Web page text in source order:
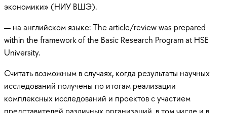
экономики» (НИУ ВШЭ).
— на английском языке: The article/review was prepared
within the framework of the Basic Research Program at HSE
University.
Считать возможным в случаях, когда результаты научных
исследований получены по итогам реализации
комплексных исследований и проектов с участием